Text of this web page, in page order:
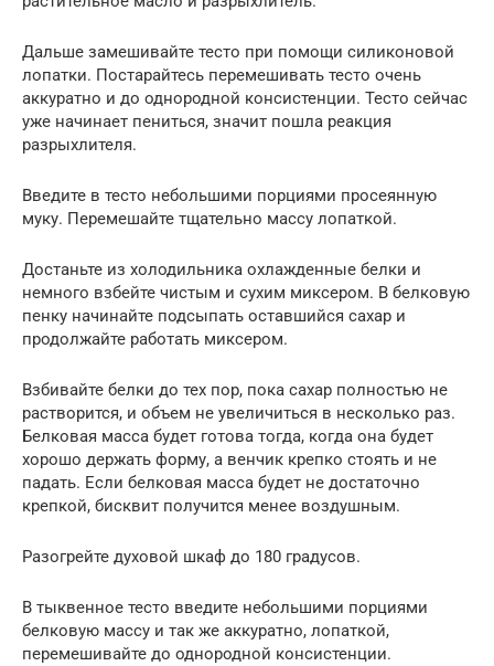
Дальше замешивайте тесто при помощи силиконовой
лопатки. Постарайтесь перемешивать тесто очень
аккуратно и до однородной консистенции. Тесто сейчас
уже начинает пениться, значит пошла реакция
разрыхлителя.
Введите в тесто небольшими порциями просеянную
муку. Перемешайте тщательно массу лопаткой.
Достаньте из холодильника охлажденные белки и
немного взбейте чистым и сухим миксером. В белковую
пенку начинайте подсыпать оставшийся сахар и
продолжайте работать миксером.
Взбивайте белки до тех пор, пока сахар полностью не
растворится, и объем не увеличиться в несколько раз.
Белковая масса будет готова тогда, когда она будет
хорошо держать форму, а венчик крепко стоять и не
падать. Если белковая масса будет не достаточно
крепкой, бисквит получится менее воздушным.
Разогрейте духовой шкаф до 180 градусов.
В тыквенное тесто введите небольшими порциями
белковую массу и так же аккуратно, лопаткой,
перемешивайте до однородной консистенции.